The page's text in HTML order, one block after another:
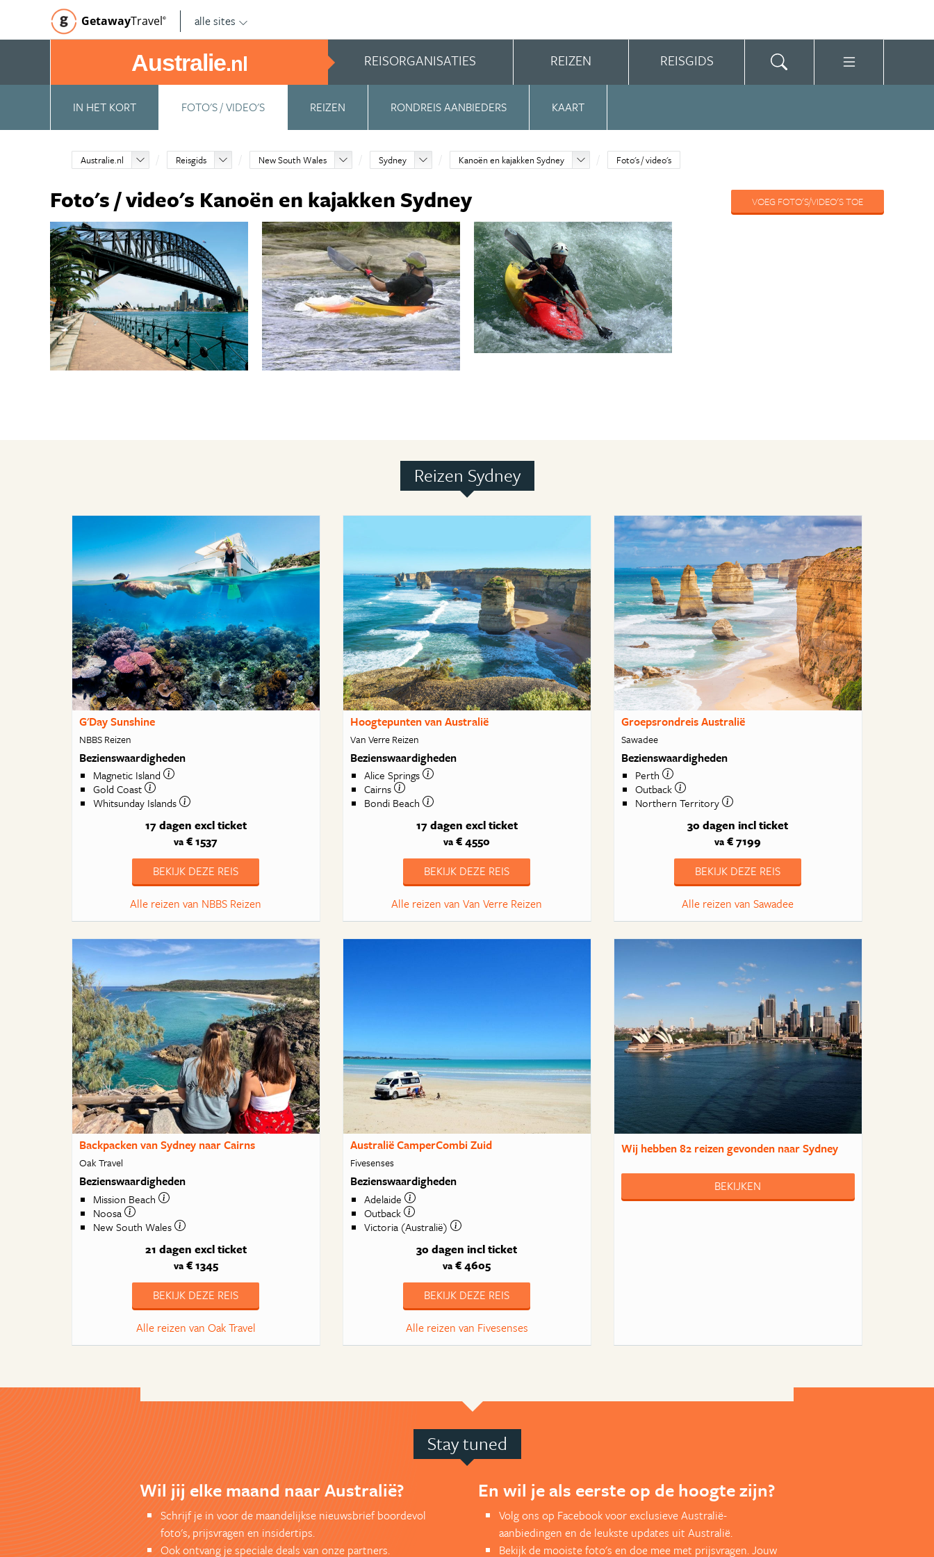
GetawayTravel© alle sites
Australie.nl REISORGANISATIES REIZEN REISGIDS
IN HET KORT FOTO'S / VIDEO'S REIZEN RONDREIS AANBIEDERS KAART
Australie.nl Reisgids New South Wales Sydney Kanoën en kajakken Sydney Foto's / video's
VOEG FOTO'S/VIDEO'S TOE
Foto's / video's Kanoën en kajakken Sydney
Reizen Sydney
G'Day Sunshine
NBBS Reizen
Bezienswaardigheden
Magnetic Island
Gold Coast
Whitsunday Islands
17 dagen excl ticket
va € 1537
BEKIJK DEZE REIS
Alle reizen van NBBS Reizen
Hoogtepunten van Australië
Van Verre Reizen
Bezienswaardigheden
Alice Springs
Cairns
Bondi Beach
17 dagen excl ticket
va € 4550
BEKIJK DEZE REIS
Alle reizen van Van Verre Reizen
Groepsrondreis Australië
Sawadee
Bezienswaardigheden
Perth
Outback
Northern Territory
30 dagen incl ticket
va € 7199
BEKIJK DEZE REIS
Alle reizen van Sawadee
Backpacken van Sydney naar Cairns
Oak Travel
Bezienswaardigheden
Mission Beach
Noosa
New South Wales
21 dagen excl ticket
va€ 1345
BEKIJK DEZE REIS
Alle reizen van Oak Travel
Australië CamperCombi Zuid
Fivesenses
Bezienswaardigheden
Adelaide
Outback
Victoria (Australië)
30 dagen incl ticket
va € 4605
BEKIJK DEZE REIS
Alle reizen van Fivesenses
Wij hebben82 reizengevonden naar Sydney
BEKIJKEN
Stay tuned
Wil jij elke maand naar Australië?
Schrijf je in voor de maandelijkse nieuwsbrief boordevol
foto's, prijsvragen en insidertips.
Ook ontvang je speciale deals van onze partners.
En wil je als eerste op de hoogte zijn?
Volg ons op Facebook voor exclusieve Australië-
aanbiedingen en de leukste updates uit Australië.
Bekijk de mooiste foto's en doe mee met prijsvragen. Jouw